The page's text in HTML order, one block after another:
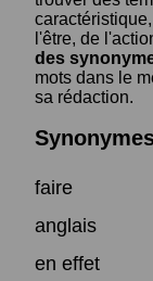
l'être, de
des
mots dans le
sa rédaction.
faire
anglais
en effet